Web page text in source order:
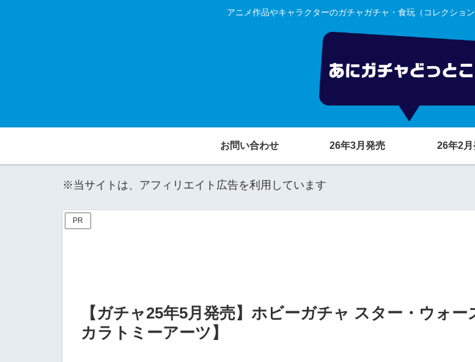
アニメ作品やキャラクターのガチャガチャ・食玩（コレクショ
お問い合わせ 26年3月発売 26年2月
※当サイトは、アフィリエイト広告を利用しています
PR
【ガチャ25年5月発売】ホビーガチャ スター・ウォ
カラトミーアーツ】